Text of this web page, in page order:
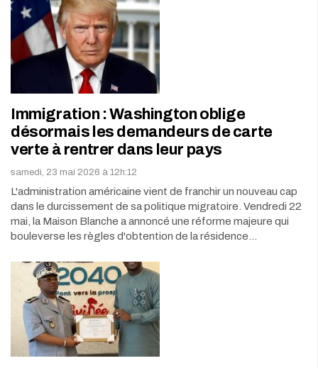
Immigration : Washington oblige
désormais les demandeurs de carte
verte à rentrer dans leur pays
samedi, 23 mai 2026 à 12h:12
L'administration américaine vient de franchir un nouveau cap
dans le durcissement de sa politique migratoire. Vendredi 22
mai, la Maison Blanche a annoncé une réforme majeure qui
bouleverse les règles d'obtention de la résidence…